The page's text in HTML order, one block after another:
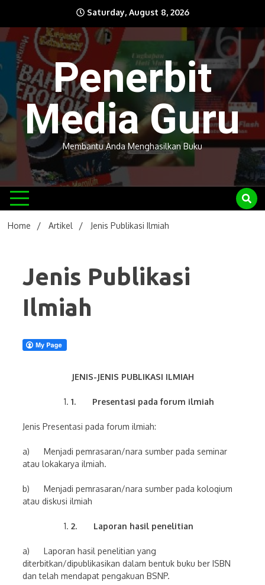
content
Saturday, August 8, 2026
Penerbit
Media Guru
Membantu Anda Menghasilkan Buku
Home Artikel Jenis Publikasi Ilmiah
Jenis Publikasi
Ilmiah
JENIS-JENIS PUBLIKASI ILMIAH
1. Presentasi pada forum ilmiah
Jenis Presentasi pada forum ilmiah:
a) Menjadi pemrasaran/nara sumber pada seminar
atau lokakarya ilmiah.
b) Menjadi pemrasaran/nara sumber pada koloqium
atau diskusi ilmiah
2. Laporan hasil penelitian
a) Laporan hasil penelitian yang
diterbitkan/dipublikasikan dalam bentuk buku ber ISBN
dan telah mendapat pengakuan BSNP.